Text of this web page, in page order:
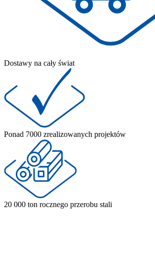
Dostawy na cały świat
Ponad 7000 zrealizowanych projektów
20 000 ton rocznego przerobu stali